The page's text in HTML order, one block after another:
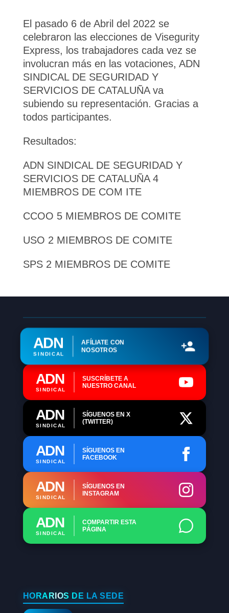
El pasado 6 de Abril del 2022 se
celebraron las elecciones de Visegurity
Express, los trabajadores cada vez se
involucran más en las votaciones, ADN
SINDICAL DE SEGURIDAD Y
SERVICIOS DE CATALUÑA va
subiendo su representación. Gracias a
todos participantes.
Resultados:
ADN SINDICAL DE SEGURIDAD Y
SERVICIOS DE CATALUÑA 4
MIEMBROS DE COM ITE
CCOO 5 MIEMBROS DE COMITE
USO 2 MIEMBROS DE COMITE
SPS 2 MIEMBROS DE COMITE
ADN
SINDICAL
AFÍLIATE CON
NOSOTROS
ADN
SINDICAL
SUSCRÍBETE A
NUESTRO CANAL
ADN
SINDICAL
SÍGUENOS EN X
(TWITTER)
ADN
SINDICAL
SÍGUENOS EN
FACEBOOK
ADN
SINDICAL
SÍGUENOS EN
INSTAGRAM
ADN
SINDICAL
COMPARTIR ESTA
PÁGINA
HORARIOS DE LA SEDE